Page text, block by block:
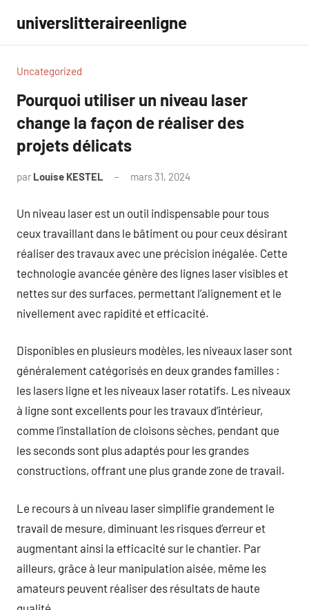
contenu
universlitteraireenligne
Uncategorized
Pourquoi utiliser un niveau laser
change la façon de réaliser des
projets délicats
par Louise KESTEL mars 31, 2024
Un niveau laser est un outil indispensable pour tous
ceux travaillant dans le bâtiment ou pour ceux désirant
réaliser des travaux avec une précision inégalée. Cette
technologie avancée génère des lignes laser visibles et
nettes sur des surfaces, permettant l’alignement et le
nivellement avec rapidité et efficacité.
Disponibles en plusieurs modèles, les niveaux laser sont
généralement catégorisés en deux grandes familles :
les lasers ligne et les niveaux laser rotatifs. Les niveaux
à ligne sont excellents pour les travaux d’intérieur,
comme l’installation de cloisons sèches, pendant que
les seconds sont plus adaptés pour les grandes
constructions, offrant une plus grande zone de travail.
Le recours à un niveau laser simplifie grandement le
travail de mesure, diminuant les risques d’erreur et
augmentant ainsi la efficacité sur le chantier. Par
ailleurs, grâce à leur manipulation aisée, même les
amateurs peuvent réaliser des résultats de haute